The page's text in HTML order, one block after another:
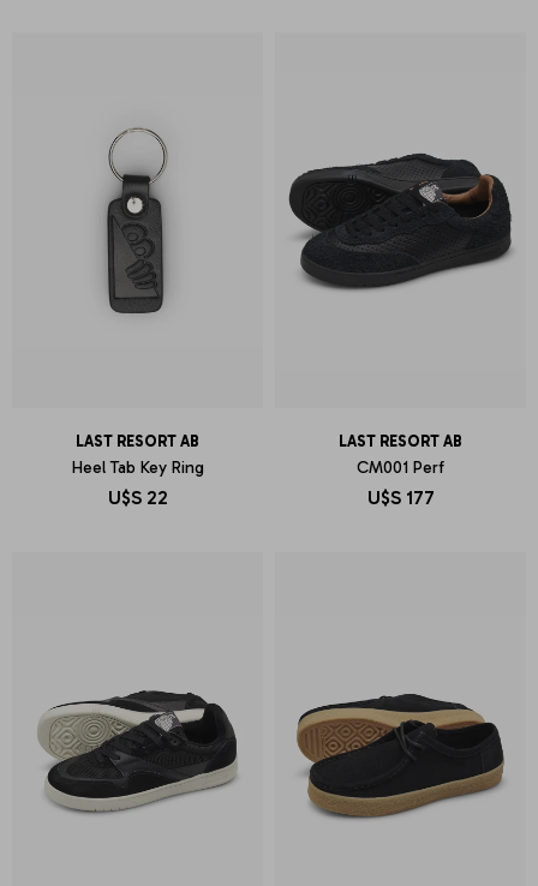
LAST RESORT AB
Heel Tab Key Ring
U$S 22
LAST RESORT AB
CM001 Perf
U$S 177